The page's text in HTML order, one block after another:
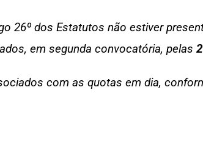
26º dos Estatutos não estiver
em segunda convocatória, pelas
com as quotas em dia,